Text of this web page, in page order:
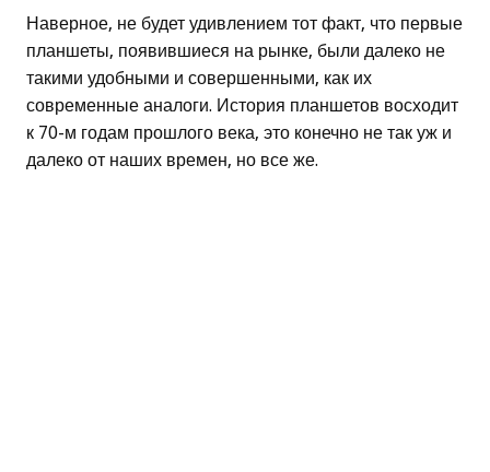
Наверное, не будет удивлением тот факт, что первые
планшеты, появившиеся на рынке, были далеко не
такими удобными и совершенными, как их
современные аналоги. История планшетов восходит
к 70-м годам прошлого века, это конечно не так уж и
далеко от наших времен, но все же.